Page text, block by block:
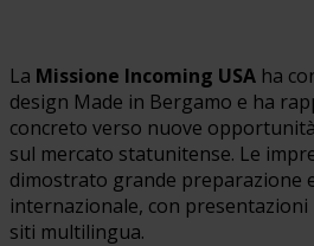
La Missione Incoming USA ha
design Made in Bergamo e ha
concreto verso nuove
sul mercato statunitense. Le
dimostrato grande preparazione
internazionale, con
siti multilingua.